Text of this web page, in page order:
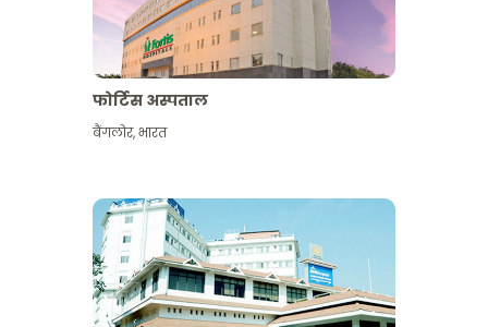
फोर्टिस अस्पताल
बैंगलोर,भारत